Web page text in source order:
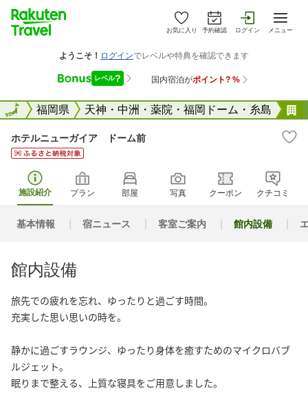
お気に入り 予約確認 ログイン メニュー
全国福岡県 天神・中洲・薬院・福岡ドーム・糸島
全国
ホテルニューガイア ドーム前
施設紹介 プラン 部屋 写真 クーポン クチコミ
基本情報 宿ニュース 客室ご案内 館内設備
館内設備
旅先での疲れを忘れ、ゆったりと過ごす時間。
充実した思い思いの時を。
静かに過ごすラウンジ、ゆったり身体を癒すためのマイクロバブ
ルジェット。
眠りまで整える、上質な寝具をご用意しました。